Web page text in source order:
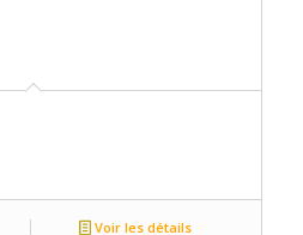
Voir les détails